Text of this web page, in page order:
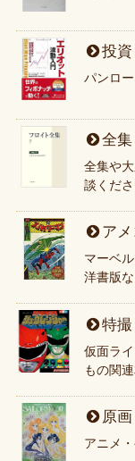
投
パンロ
全集
全集や
談くださ
アメ
マーベ
洋書版
特
仮面ラ
もの関
原
アニメ